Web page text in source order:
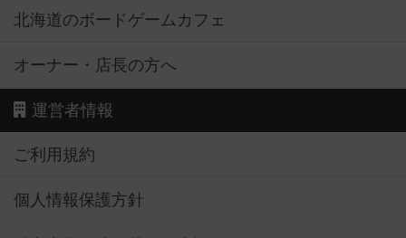
北海道のボードゲームカフェ
オーナー・店長の方へ
運営者情報
ご利用規約
個人情報保護方針